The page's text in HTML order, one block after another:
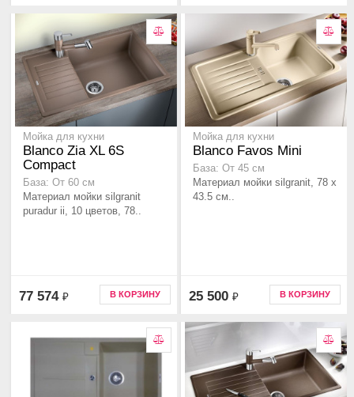
Мойка для кухни
Blanco Zia XL 6S
Compact
База: От 60 см
Материал мойки silgranit
puradur ii, 10 цветов, 78..
77 574 ₽ В КОРЗИНУ
Мойка для кухни
Blanco Favos Mini
База: От 45 см
Материал мойки silgranit, 78 x
43.5 см..
25 500 ₽ В КОРЗИНУ